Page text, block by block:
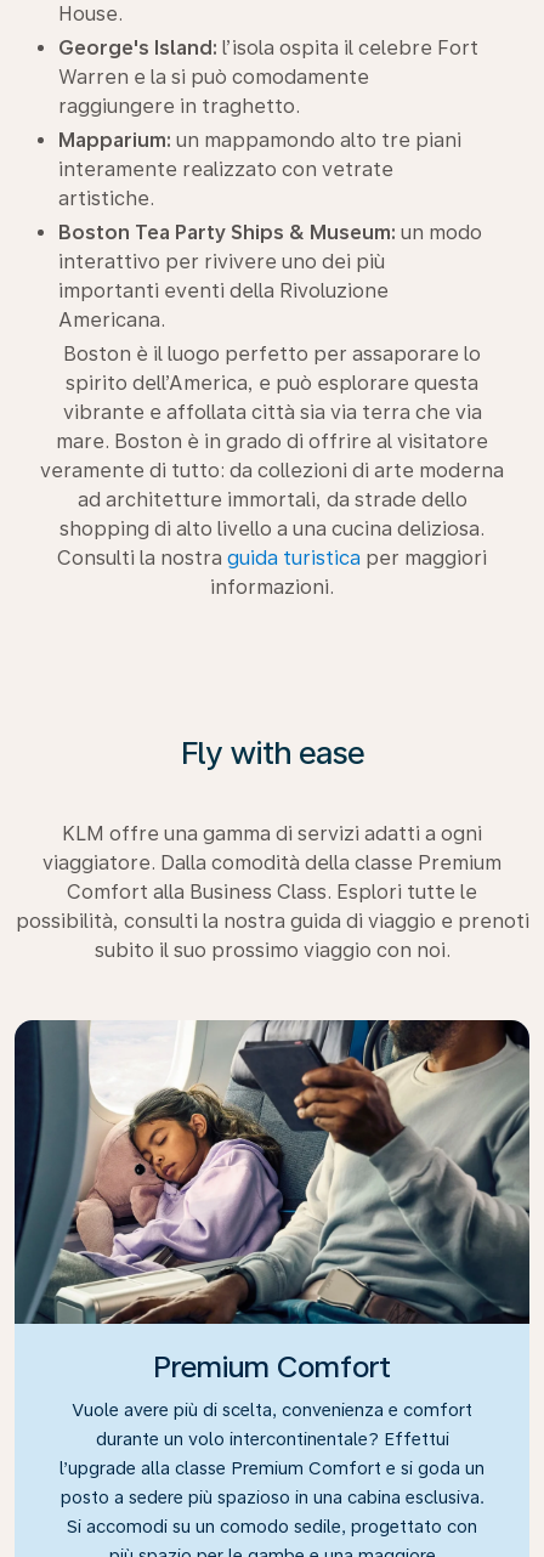
House.
George's Island: l’isola ospita il celebre Fort
Warren e la si può comodamente
raggiungere in traghetto.
Mapparium: un mappamondo alto tre piani
interamente realizzato con vetrate
artistiche.
Boston Tea Party Ships & Museum: un modo
interattivo per rivivere uno dei più
importanti eventi della Rivoluzione
Americana.
Boston è il luogo perfetto per assaporare lo
spirito dell’America, e può esplorare questa
vibrante e affollata città sia via terra che via
mare. Boston è in grado di offrire al visitatore
veramente di tutto: da collezioni di arte moderna
ad architetture immortali, da strade dello
shopping di alto livello a una cucina deliziosa.
Consulti la nostra guida turistica per maggiori
informazioni.
Fly with ease
KLM offre una gamma di servizi adatti a ogni
viaggiatore. Dalla comodità della classe Premium
Comfort alla Business Class. Esplori tutte le
possibilità, consulti la nostra guida di viaggio e prenoti
subito il suo prossimo viaggio con noi.
Premium Comfort
Vuole avere più di scelta, convenienza e comfort
durante un volo intercontinentale? Effettui
l’upgrade alla classe Premium Comfort e si goda un
posto a sedere più spazioso in una cabina esclusiva.
Si accomodi su un comodo sedile, progettato con